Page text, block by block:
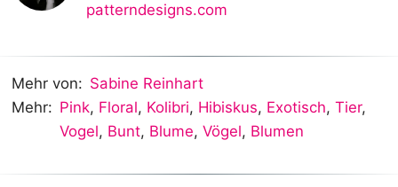
patterndesigns.com
Mehr von: Sabine Reinhart
Mehr: Pink, Floral, Kolibri, Hibiskus, Exotisch,Tier,
Vogel, Bunt, Blume,Vögel, Blumen